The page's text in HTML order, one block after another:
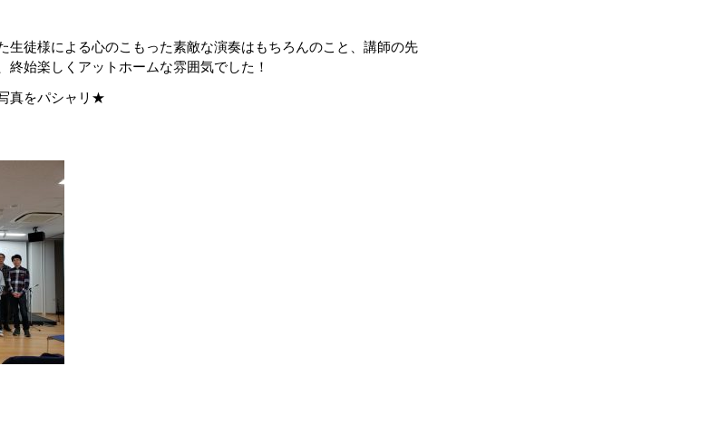
生徒様による心のこもった素敵な演奏はもちろんのこと、講師の先
始楽しくアットホームな雰囲気でした！
真をパシャリ★